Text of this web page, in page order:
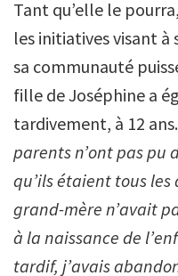
Tant qu’elle le
les initiatives visant à
sa communauté
fille de Joséphine a
tardivement, à 12
parents n’ont pas pu
qu’ils étaient tous les
grand-mère n’avait
à la naissance de
tardif, j’avais